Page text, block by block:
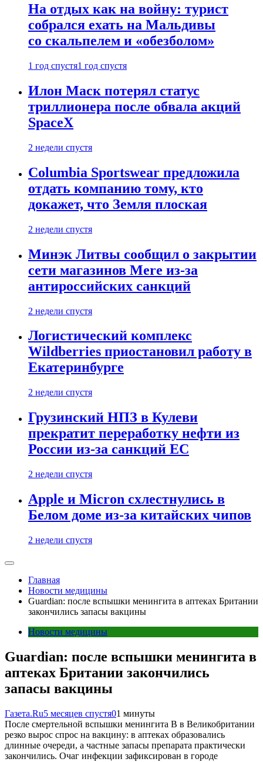
На отдых как на войну: турист
собрался ехать на Мальдивы
со скальпелем и «обезболом»
1 год спустя1 год спустя
Илон Маск потерял статус
триллионера после обвала акций
SpaceX
2 недели спустя
Columbia Sportswear предложила
отдать компанию тому, кто
докажет, что Земля плоская
2 недели спустя
Минэк Литвы сообщил о закрытии
сети магазинов Mere из-за
антироссийских санкций
2 недели спустя
Логистический комплекс
Wildberries приостановил работу в
Екатеринбурге
2 недели спустя
Грузинский НПЗ в Кулеви
прекратит переработку нефти из
России из-за санкций ЕС
2 недели спустя
Apple и Micron схлестнулись в
Белом доме из-за китайских чипов
2 недели спустя
Главная
Новости медицины
Guardian: после вспышки менингита в аптеках Британии
закончились запасы вакцины
Новости медицины
Guardian: после вспышки менингита в
аптеках Британии закончились
запасы вакцины
Газета.Ru5 месяцев спустя01 минуты
После смертельной вспышки менингита B в Великобритании
резко вырос спрос на вакцину: в аптеках образовались
длинные очереди, а частные запасы препарата практически
закончились. Очаг инфекции зафиксирован в городе